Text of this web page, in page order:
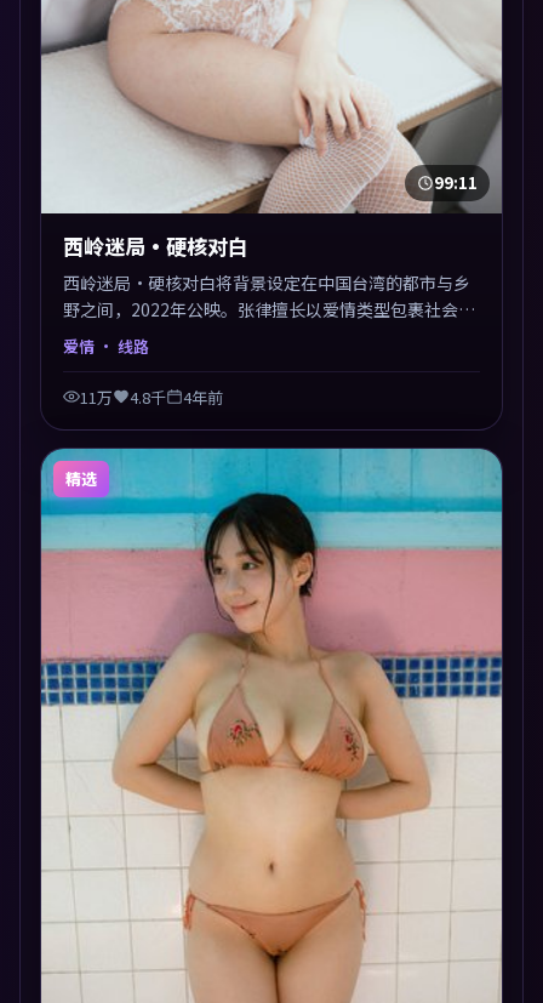
99:11
西岭迷局·硬核对白
西岭迷局·硬核对白将背景设定在中国台湾的都市与乡
野之间，2022年公映。张律擅长以爱情类型包裹社会议
题，节奏张弛有度，留白处耐人寻味。剪辑利落，悬念
钩子分布均匀，适合一口气看完。
爱情 · 线路
11万 4.8千 4年前
精选